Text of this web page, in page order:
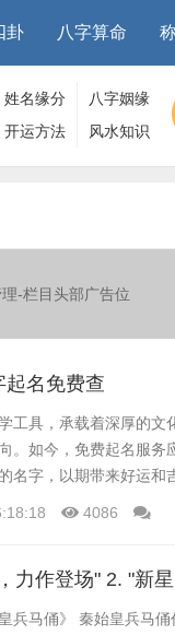
卦 八字算命
姓名缘分
八字姻缘
开运方法 风水知识
-栏目头部广告位
起名免费查
工具，承载着深厚的
。如今，免费起名服
名字，以期带来好运
4086
兵马俑》 秦始皇兵马